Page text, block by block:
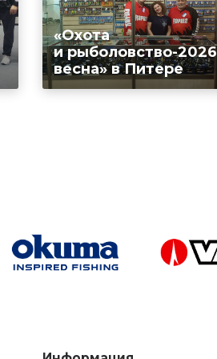
«Охота
и рыболовство-2026
весна» в Питере